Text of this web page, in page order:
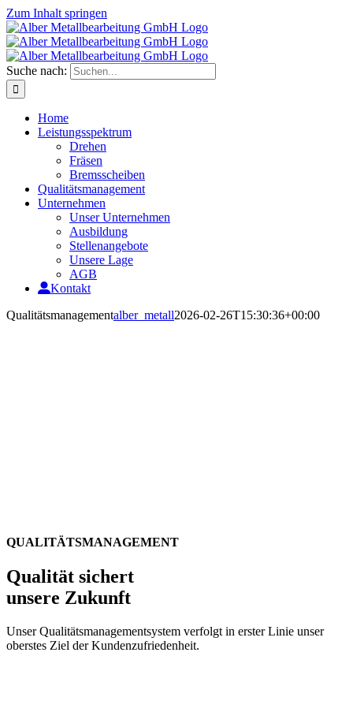
Zum Inhalt springen
Suche nach:
Home
Leistungsspektrum
Drehen
Fräsen
Bremsscheiben
Qualitätsmanagement
Unternehmen
Unser Unternehmen
Ausbildung
Stellenangebote
Unsere Lage
AGB
Kontakt
Qualitätsmanagementalber_metall2026-02-26T15:30:36+00:00
QUALITÄTSMANAGEMENT
Qualität sichert
unsere Zukunft
Unser Qualitätsmanagementsystem verfolgt in erster Linie unser
oberstes Ziel der Kundenzufriedenheit.